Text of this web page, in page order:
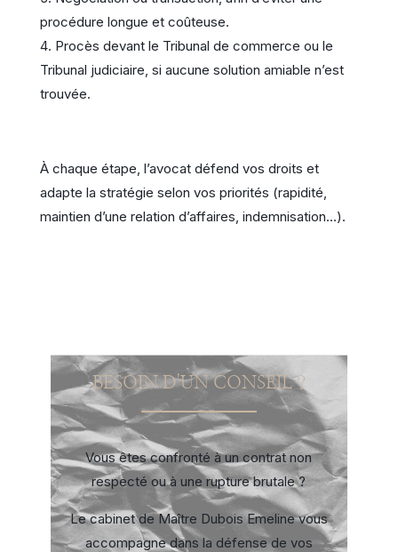
procédure longue et coûteuse.
Procès devant le Tribunal de commerce ou le
Tribunal judiciaire, si aucune solution amiable n’est
trouvée.
À chaque étape, l’avocat défend vos droits et
adapte la stratégie selon vos priorités (rapidité,
maintien d’une relation d’affaires, indemnisation…).
BESOIN D'UN CONSEIL ?
Vous êtes confronté à un contrat non
respecté ou à une rupture brutale ?
Le cabinet de Maître Dubois Emeline vous
accompagne dans la défense de vos